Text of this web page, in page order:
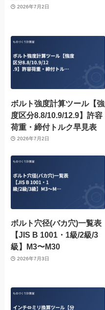
2026年7月2日
ボルト強度計算ツール【強
度区分8.8/10.9/12.9】許容
荷重・締付トルク早見表
2026年7月2日
ボルト穴径(バカ穴)一覧表
【JIS B 1001・1級/2級/3
級】M3〜M30
2026年7月3日